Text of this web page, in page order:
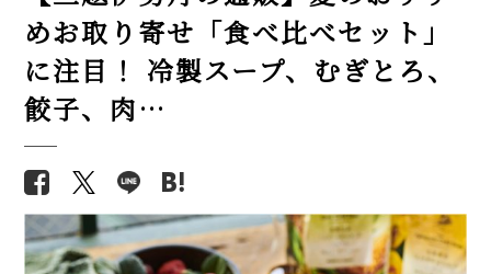
めお取り寄せ「食べ比べセット」
に注目！ 冷製スープ、むぎとろ、
餃子、肉…